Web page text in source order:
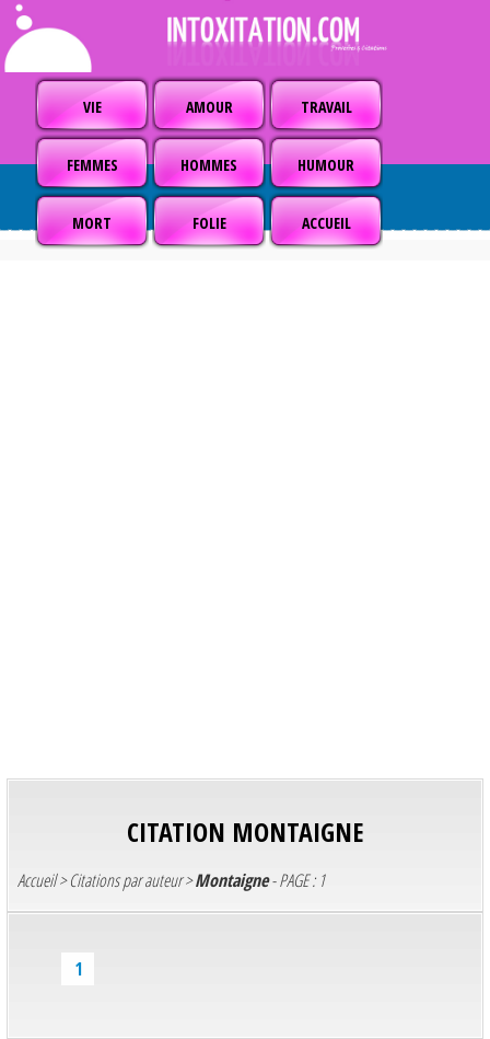
VIE AMOUR TRAVAIL
FEMMES HOMMES HUMOUR
MORT FOLIE ACCUEIL
CITATION MONTAIGNE
Accueil>Citations par auteur>Montaigne- PAGE : 1
1